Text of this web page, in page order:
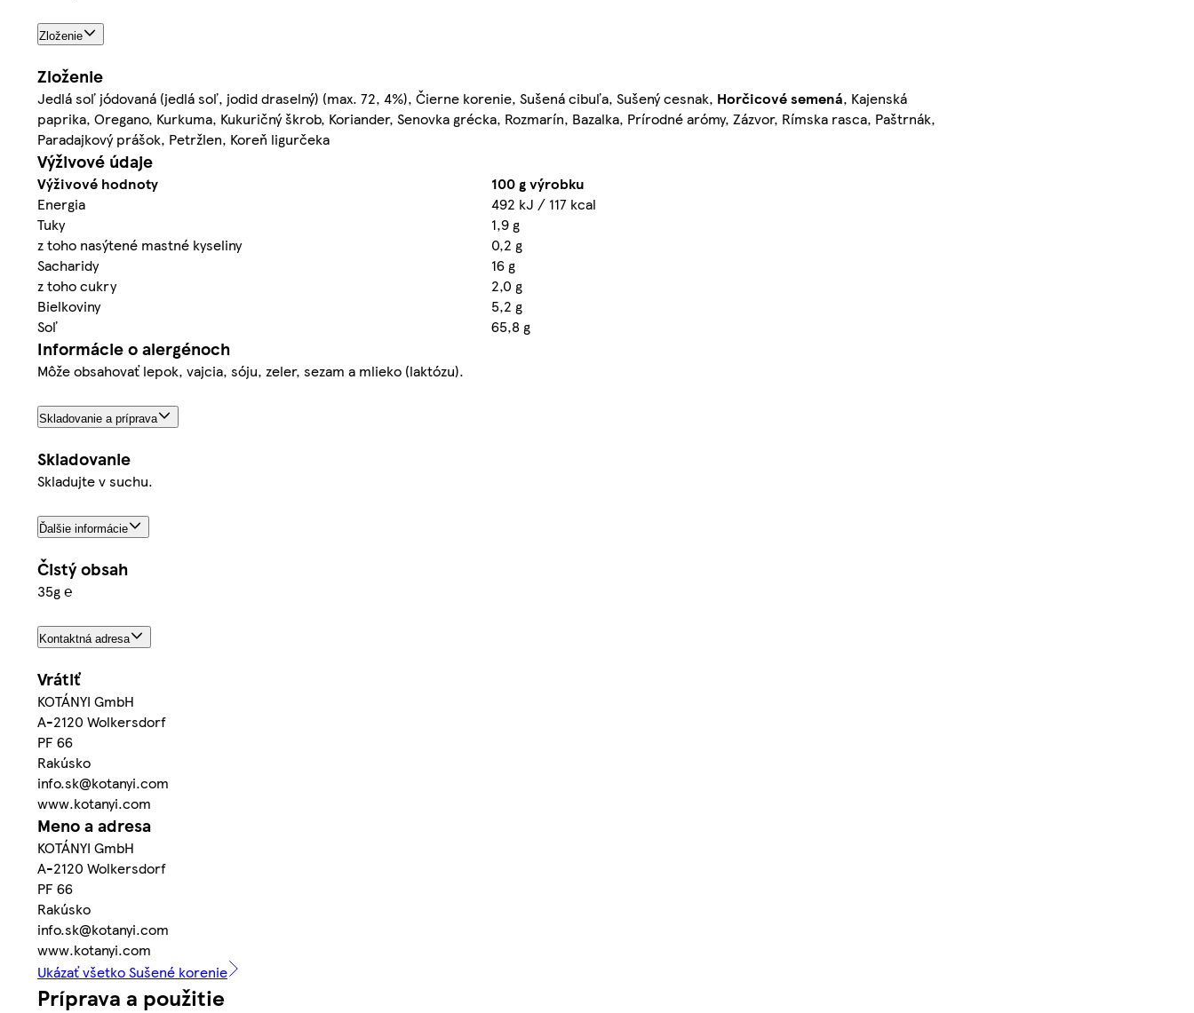
Zloženie
Zloženie
Jedlá soľ jódovaná (jedlá soľ, jodid draselný) (max. 72, 4%), Čierne korenie, Sušená cibuľa, Sušený cesnak, Horčicové semená, Kajenská
paprika, Oregano, Kurkuma, Kukuričný škrob, Koriander, Senovka grécka, Rozmarín, Bazalka, Prírodné arómy, Zázvor, Rímska rasca, Paštrnák,
Paradajkový prášok, Petržlen, Koreň ligurčeka
Výživové údaje
Výživové hodnoty
100 g výrobku
Energia
492 kJ / 117 kcal
Tuky
1,9 g
z toho nasýtené mastné kyseliny
0,2 g
Sacharidy
16 g
z toho cukry
2,0 g
Bielkoviny
5,2 g
Soľ
65,8 g
Informácie o alergénoch
Môže obsahovať lepok, vajcia, sóju, zeler, sezam a mlieko (laktózu).
Skladovanie a príprava
Skladovanie
Skladujte v suchu.
Ďalšie informácie
Čistý obsah
35g ℮
Kontaktná adresa
Vrátiť
KOTÁNYI GmbH
A-2120 Wolkersdorf
PF 66
Rakúsko
info.sk@kotanyi.com
www.kotanyi.com
Meno a adresa
KOTÁNYI GmbH
A-2120 Wolkersdorf
PF 66
Rakúsko
info.sk@kotanyi.com
www.kotanyi.com
Ukázať všetko Sušené korenie
Príprava a použitie